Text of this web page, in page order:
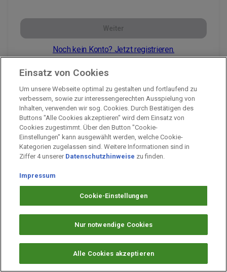
Weiter
Noch kein Konto? Jetzt registrieren.
Impressum
Unternehmen
Arbeiten bei PAYBACK
Fragen & Hilfe
Datenschutz
Cookie-Einstellungen
Einsatz von Cookies
Um unsere Webseite optimal zu gestalten und fortlaufend zu
verbessern, sowie zur interessengerechten Ausspielung von
Inhalten, verwenden wir sog. Cookies. Durch Bestätigen des
Buttons "Alle Cookies akzeptieren" wird dem Einsatz von
Cookies zugestimmt. Über den Button "Cookie-
Einstellungen" kann ausgewählt werden, welche Cookie-
Kategorien zugelassen sind. Weitere Informationen sind in
Ziffer 4 unserer Datenschutzhinweise zu finden.
Impressum
Cookie-Einstellungen
Nur notwendige Cookies
Alle Cookies akzeptieren